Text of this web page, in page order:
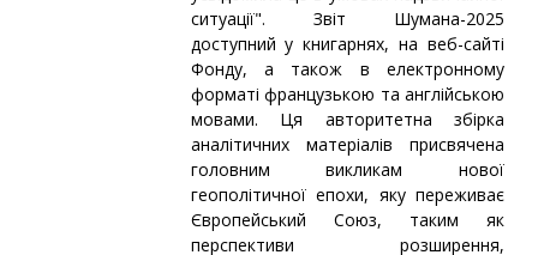
ситуації". Звіт Шумана-2025
доступний у книгарнях, на веб-сайті
Фонду, а також в електронному
форматі французькою та англійською
мовами. Ця авторитетна збірка
аналітичних матеріалів присвячена
головним викликам нової
геополітичної епохи, яку переживає
Європейський Союз, таким як
перспективи розширення,